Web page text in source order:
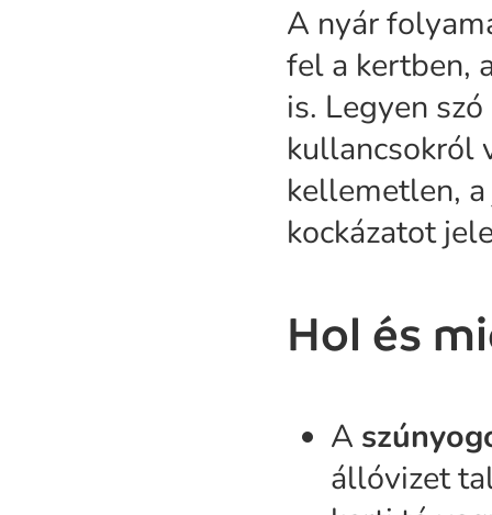
A nyár
fel a kertben,
is. Legyen
kullancsokról
kellemetlen,
kockázatot
Hol és
A
állóvizet